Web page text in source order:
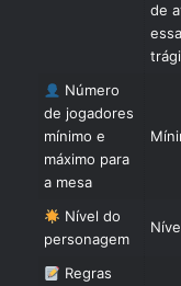
de
Número
de jogadores
mínimo e
máximo para
a mesa
Nível do
personagem
Regras